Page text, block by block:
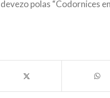
devezo polas “Codornices